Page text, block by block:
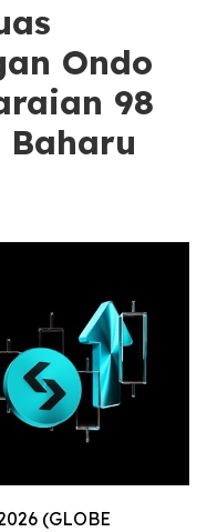
Ondo
98
Baharu
(GLOBE